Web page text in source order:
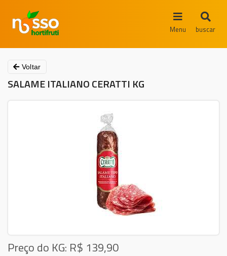
Menu buscar
Voltar
SALAME ITALIANO CERATTI KG
Preço do KG: R$ 139,90